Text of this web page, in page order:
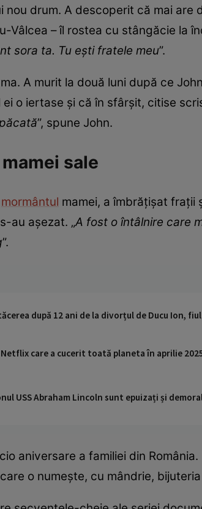
drum. A descoperit că mai are
Vâlcea – îl rostea cu stângăcie la
sora ta. Tu ești fratele meu”.
A murit la două luni după ce
o iertase și că în sfârșit, citise
”, spune John.
sale
mormântul mamei, a îmbrățișat frații
au așezat. „A fost o întâlnire care
”.
după 12 ani de la divorțul de Ducu Ion,
care a cucerit toată planeta în aprilie
USS Abraham Lincoln sunt epuizați și
aniversare a familiei din
o numește, cu mândrie,